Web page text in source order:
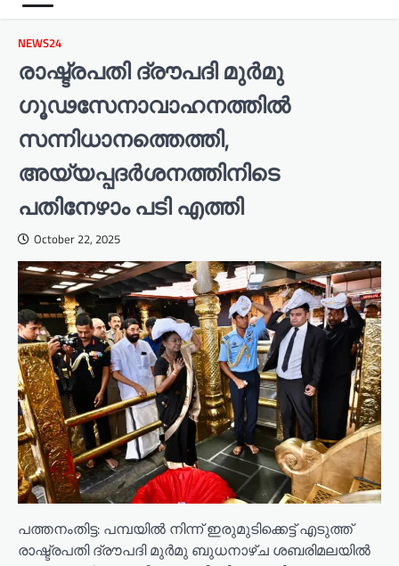
NEWS24
രാഷ്ട്രപതി ദ്രൗപദി മുർമു
ഗൂഢസേനാവാഹനത്തിൽ
സന്നിധാനത്തെത്തി,
അയ്യപ്പദർശനത്തിനിടെ
പതിനേഴാം പടി എത്തി
October 22, 2025
പത്തനംതിട്ട: പമ്പയിൽ നിന്ന് ഇരുമുടിക്കെട്ട് എടുത്ത്
രാഷ്ട്രപതി ദ്രൗപദി മുർമു ബുധനാഴ്ച ശബരിമലയിൽ